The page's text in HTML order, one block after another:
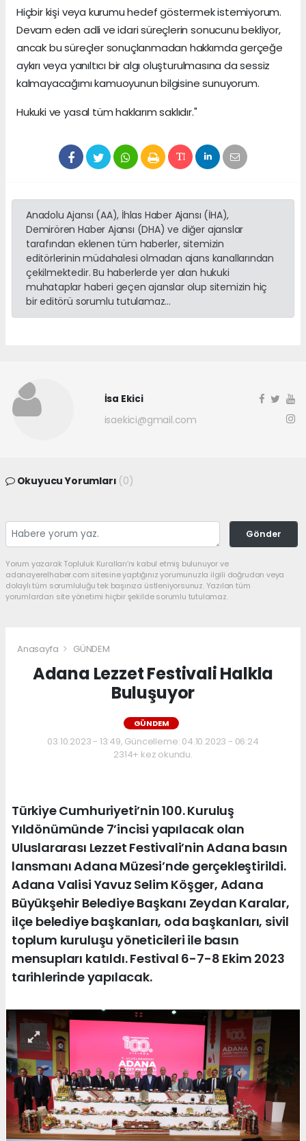
Hiçbir kişi veya kurumu hedef göstermek istemiyorum.
Devam eden adli ve idari süreçlerin sonucunu bekliyor,
ancak bu süreçler sonuçlanmadan hakkımda gerçeğe
aykırı veya yanıltıcı bir algı oluşturulmasına da sessiz
kalmayacağımı kamuoyunun bilgisine sunuyorum.
Hukuki ve yasal tüm haklarım saklıdır."
Anadolu Ajansı (AA), İhlas Haber Ajansı (İHA),
Demirören Haber Ajansı (DHA) ve diğer ajanslar
tarafından eklenen tüm haberler, sitemizin
editörlerinin müdahalesi olmadan ajans kanallarından
çekilmektedir. Bu haberlerde yer alan hukuki
muhataplar haberi geçen ajanslar olup sitemizin hiç
bir editörü sorumlu tutulamaz...
İsa Ekici
isaekici@gmail.com
Okuyucu Yorumları (0)
Gönder
Yorum yazarak Topluluk Kuralları’nı kabul etmiş bulunuyor ve
adanayerelhaber.com sitesine yaptığınız yorumunuzla ilgili doğrudan veya
dolaylı tüm sorumluluğu tek başınıza üstleniyorsunuz. Yazılan tüm
yorumlardan site yönetimi hiçbir şekilde sorumlu tutulamaz.
Anasayfa GÜNDEM
Adana Lezzet Festivali Halkla
Buluşuyor
GÜNDEM
03.10.2023 - 13:49, Güncelleme: 04.10.2023 - 06:24
2314+ kez okundu.
Türkiye Cumhuriyeti’nin 100. Kuruluş
Yıldönümünde 7’incisi yapılacak olan
Uluslararası Lezzet Festivali’nin Adana basın
lansmanı Adana Müzesi’nde gerçekleştirildi.
Adana Valisi Yavuz Selim Köşger, Adana
Büyükşehir Belediye Başkanı Zeydan Karalar,
ilçe belediye başkanları, oda başkanları, sivil
toplum kuruluşu yöneticileri ile basın
mensupları katıldı. Festival 6-7-8 Ekim 2023
tarihlerinde yapılacak.